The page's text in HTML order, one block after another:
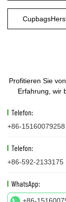
Profitieren Sie
Erfahrung, wir
Telefon:
+86-15160079258
Telefon:
+86-592-2133175
WhatsApp: